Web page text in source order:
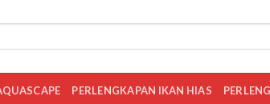
PERLENGKAPAN IKAN HIAS